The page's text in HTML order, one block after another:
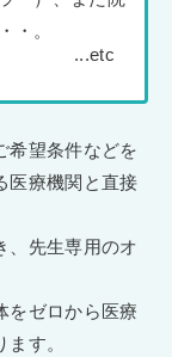
・。
希望条件などを
医療機関と直接
、先生専用のオ
をゼロから医療
す。